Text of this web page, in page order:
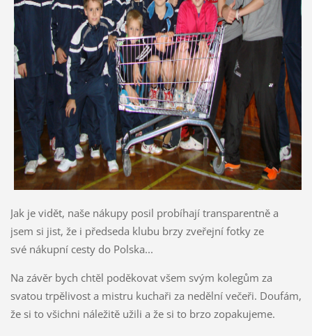
Jak je vidět, naše nákupy posil probíhají transparentně a
jsem si jist, že i předseda klubu brzy zveřejní fotky ze
své nákupní cesty do Polska...
Na závěr bych chtěl poděkovat všem svým kolegům za
svatou trpělivost a mistru kuchaři za nedělní večeři. Doufám,
že si to všichni náležitě užili a že si to brzo zopakujeme.